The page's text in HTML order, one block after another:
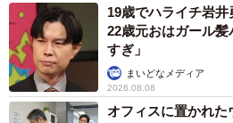
19歳でハライチ岩井
22歳元おはガール
すぎ」
まいどなメディア
2026.08.08
オフィスに置かれ